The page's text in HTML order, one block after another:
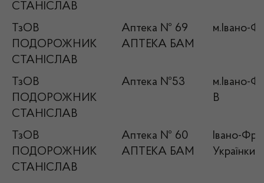
СТАНІСЛАВ
ТзОВ
ПОДОРОЖНИК
СТАНІСЛАВ
Аптека № 69
АПТЕКА БАМ
м.Івано-
ТзОВ
ПОДОРОЖНИК
СТАНІСЛАВ
Аптека №53
м.Івано-
В
ТзОВ
ПОДОРОЖНИК
СТАНІСЛАВ
Аптека № 60
АПТЕКА БАМ
Івано-
Українки,